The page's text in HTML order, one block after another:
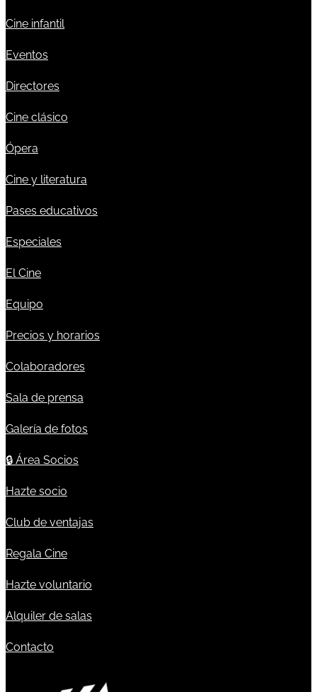
Cine infantil
Eventos
Directores
Cine clásico
Ópera
Cine y literatura
Pases educativos
Especiales
El Cine
Equipo
Precios y horarios
Colaboradores
Sala de prensa
Galería de fotos
🔒 Área Socios
Hazte socio
Club de ventajas
Regala Cine
Hazte voluntario
Alquiler de salas
Contacto